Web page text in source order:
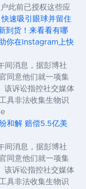
此前已授权这些应
速吸引眼球并留住
到货！来看看有哪
你在Instagram上快
间消息，据彭博社
同意他们就一项集
该诉讼指控社交媒体
具非法收集生物识
和解 赔偿5.5亿美
间消息，据彭博社
同意他们就一项集
该诉讼指控社交媒体
具非法收集生物识